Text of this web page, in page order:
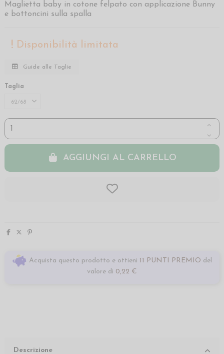
Maglietta baby in cotone felpato con applicazione Bunny
e bottoncini sulla spalla
Disponibilità limitata
Guide alle Taglie
Taglia
AGGIUNGI AL CARRELLO
Acquista questo prodotto e ottieni 11 PUNTI PREMIO del
valore di 0,22 €
Descrizione